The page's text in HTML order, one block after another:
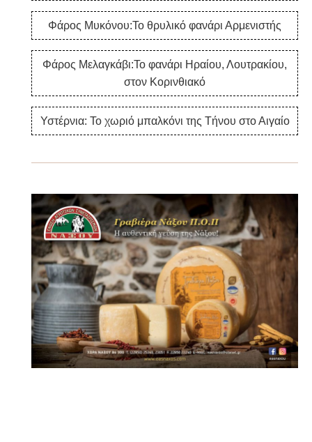
Φάρος Μυκόνου:Το θρυλικό φανάρι Αρμενιστής
Φάρος Μελαγκάβι:Το φανάρι Ηραίου, Λουτρακίου,
στον Κορινθιακό
Υστέρνια: Το χωριό μπαλκόνι της Τήνου στο Αιγαίο